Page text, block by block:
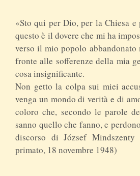
«Sto qui per Dio, per la Chiesa e
questo è il dovere che mi ha
verso il mio popolo abbandonato
fronte alle sofferenze della mia
cosa insignificante.
Non getto la colpa sui miei
venga un mondo di verità e di
coloro che, secondo le parole
sanno quello che fanno, e
discorso di József
primato, 18 novembre 1948)